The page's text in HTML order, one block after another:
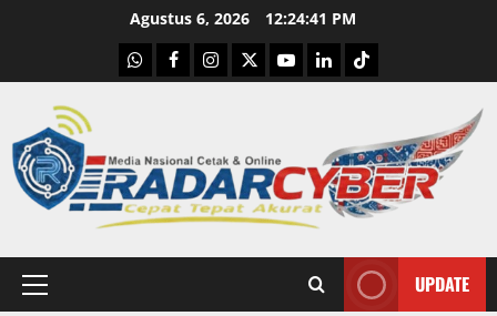
Agustus 6, 2026 12:24:42 PM
WhatsApp
Facebook
Instagram
X YoutubelinkedinTiktok
Primary
UPDATE